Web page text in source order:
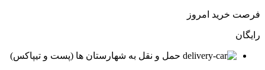
فرصت خرید امروز
رایگان
حمل و نقل به شهارستان ها (پست و تیپاکس)